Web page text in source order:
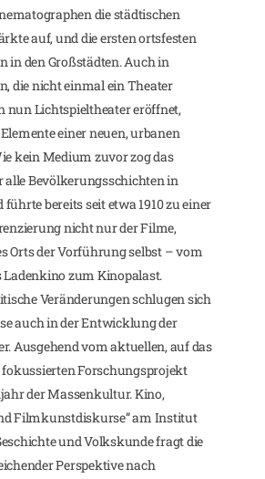
die städtischen
auf, und die ersten ortsfesten
in den Großstädten. Auch in
die nicht einmal ein Theater
nun Lichtspieltheater eröffnet,
einer neuen, urbanen
kein Medium zuvor zog das
alle Bevölkerungsschichten in
führte bereits seit etwa 1910 zu einer
nicht nur der Filme,
Orts der Vorführung selbst – vom
Ladenkino zum Kinopalast.
Veränderungen schlugen sich
auch in der Entwicklung der
Ausgehend vom aktuellen, auf das
fokussierten Forschungsprojekt
der Massenkultur. Kino,
Filmkunstdiskurse” am Institut
und Volkskunde fragt die
Perspektive nach